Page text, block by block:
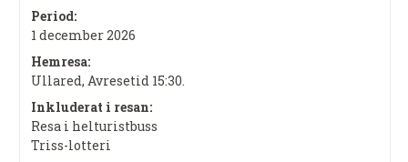
Period:
1 december 2026
Hemresa:
Ullared, Avresetid 15:30.
Inkluderat i resan:
Resa i helturistbuss
Triss-lotteri